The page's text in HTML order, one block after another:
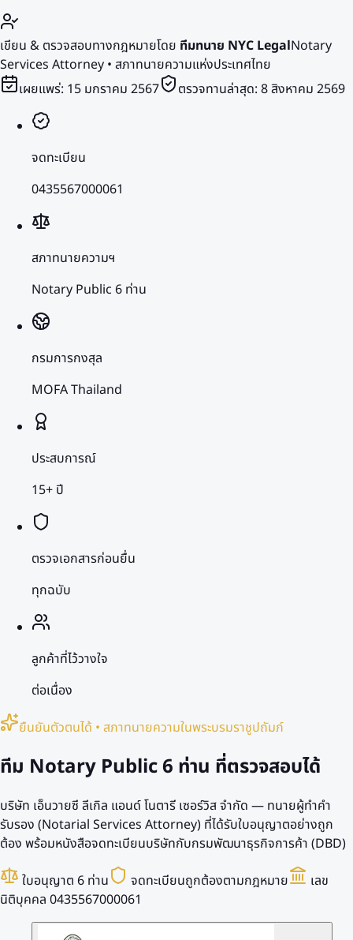
เขียน & ตรวจสอบทางกฎหมายโดย ทีมทนาย NYC LegalNotary
Services Attorney • สภาทนายความแห่งประเทศไทย
เผยแพร่: 15 มกราคม 2567 ตรวจทานล่าสุด: 8 สิงหาคม 2569
จดทะเบียน
0435567000061
สภาทนายความฯ
Notary Public 6 ท่าน
กรมการกงสุล
MOFA Thailand
ประสบการณ์
15+ ปี
ตรวจเอกสารก่อนยื่น
ทุกฉบับ
ลูกค้าที่ไว้วางใจ
ต่อเนื่อง
ยืนยันตัวตนได้ • สภาทนายความในพระบรมราชูปถัมภ์
ทีม Notary Public6 ท่าน ที่ตรวจสอบได้
บริษัท เอ็นวายซี ลีเกิล แอนด์ โนตารี เซอร์วิส จำกัด — ทนายผู้ทำคำ
รับรอง (Notarial Services Attorney) ที่ได้รับใบอนุญาตอย่างถูก
ต้อง พร้อมหนังสือจดทะเบียนบริษัทกับกรมพัฒนาธุรกิจการค้า (DBD)
ใบอนุญาต 6 ท่าน
จดทะเบียนถูกต้องตามกฎหมาย
เลข
นิติบุคคล 0435567000061